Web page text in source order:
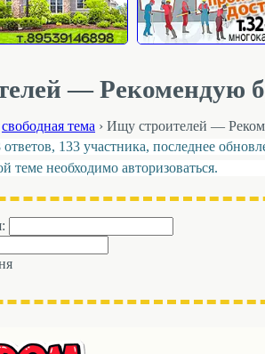
— Рекомендую
свободная тема › Ищу строителей —
133 участника, последнее
теме необходимо авторизоваться.